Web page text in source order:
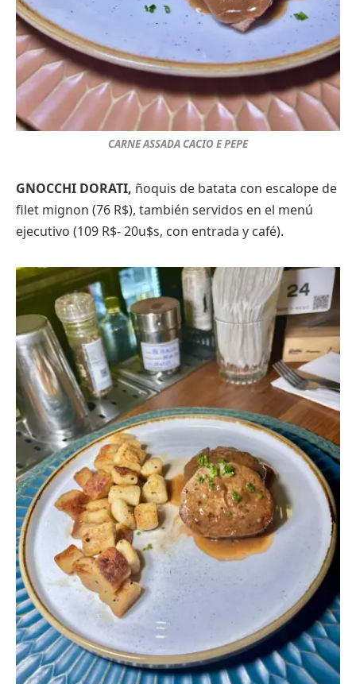
CARNE ASSADA CACIO E PEPE
GNOCCHI DORATI, ñoquis de batata con escalope de
filet mignon (76 R$), también servidos en el menú
ejecutivo (109 R$- 20u$s, con entrada y café).